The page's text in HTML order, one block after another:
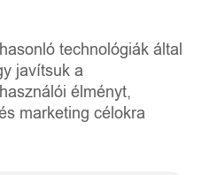
technológiák által
javítsuk a
élményt,
marketing célokra
CÍMKÉVEL
TERMÉKEK